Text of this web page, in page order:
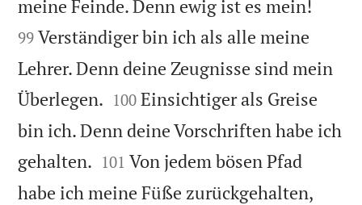
meine Feinde. Denn ewig ist es mein!
99 Verständiger bin ich als alle meine
Lehrer. Denn deine Zeugnisse sind mein
Überlegen. 

100 Einsichtiger als Greise
bin ich. Denn deine Vorschriften habe ich
gehalten. 

101 Von jedem bösen Pfad
habe ich meine Füße zurückgehalten,